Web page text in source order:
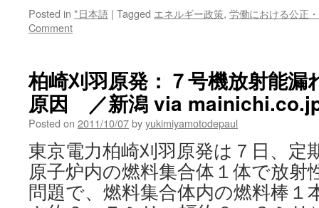
Posted in *日本語 | Tagged エネルギー政策, 労働における公正
Comment
柏崎刈羽原発：７号機放射能
原因 ／新潟 via
Posted on 2011/10/07byyukimiyamotodepaul
東京電力柏崎刈羽原発は７日、定
原子炉内の燃料集合体１体で放射
問題で、燃料集合体内の燃料棒１